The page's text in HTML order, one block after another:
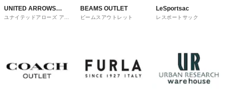
UNITED ARROWS
OUTLET
ユナイテッドアローズ アウ
BEAMS OUTLET
ビームスアウトレット
LeSportsac
レスポートサック